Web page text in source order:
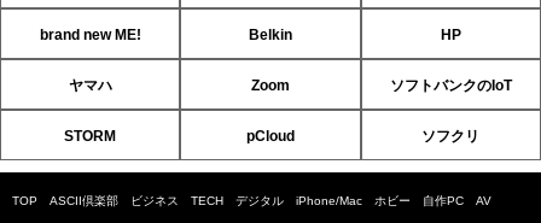
brand new ME! Belkin HP
ヤマハ Zoom ソフトバンクのIoT
STORM pCloud ソフクリ
TOP ASCII倶楽部 ビジネス TECH デジタル iPhone/Mac ホビー 自作PC AV